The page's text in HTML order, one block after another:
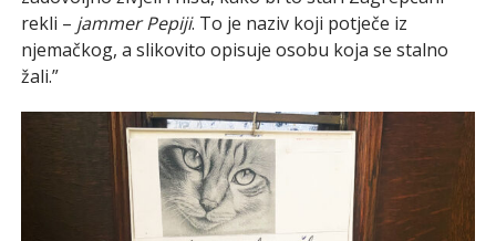
rekli – jammer Pepiji. To je naziv koji potječe iz
njemačkog, a slikovito opisuje osobu koja se stalno
žali.”